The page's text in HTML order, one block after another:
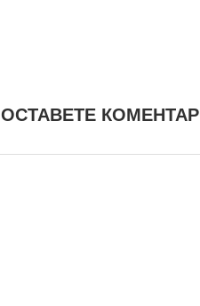
ОСТАВЕТЕ КОМЕНТАР